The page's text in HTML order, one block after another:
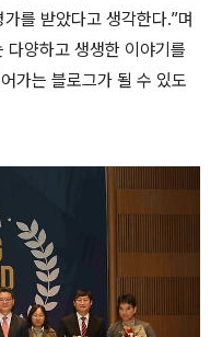
를 받았다고 생각한다.”며
다양하고 생생한 이야기를
가는 블로그가 될 수 있도